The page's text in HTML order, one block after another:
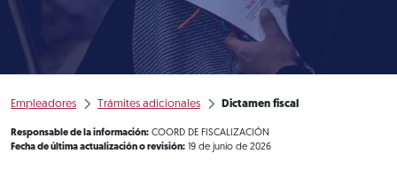
Empleadores Trámites adicionales Dictamen fiscal
Responsable de la información: COORD DE FISCALIZACIÓN
Fecha de última actualización o revisión: 19 de junio de 2026